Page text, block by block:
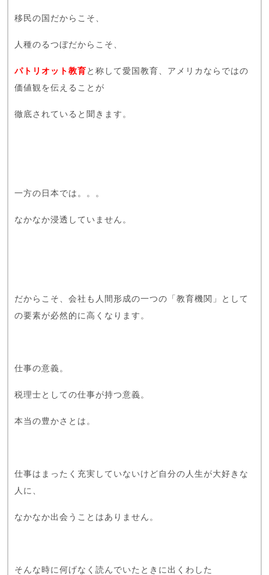
移民の国だからこそ、
人種のるつぼだからこそ、
パトリオット教育 と称して愛国教育、アメリカならではの
価値観を伝えることが
徹底されていると聞きます。
一方の日本では。。。
なかなか浸透していません。
だからこそ、会社も人間形成の一つの「教育機関」として
の要素が必然的に高くなります。
仕事の意義。
税理士としての仕事が持つ意義。
本当の豊かさとは。
仕事はまったく充実していないけど自分の人生が大好きな
人に、
なかなか出会うことはありません。
そんな時に何げなく読んでいたときに出くわした